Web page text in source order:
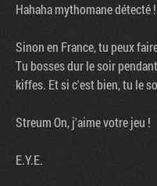
Hahaha mythomane détecté !
Sinon en France, tu peux
Tu bosses dur le soir
kiffes. Et si c'est bien, tu le
Streum On, j'aime votre jeu !
E.Y.E.